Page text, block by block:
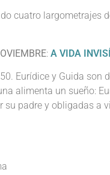
cuatro largometrajes
: A VIDA
Eurídice y Guida son
alimenta un sueño:
su padre y obligadas a